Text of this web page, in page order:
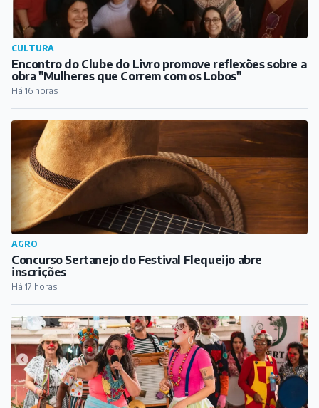
CULTURA
Encontro do Clube do Livro promove reflexões sobre a
obra "Mulheres que Correm com os Lobos"
Há 16 horas
AGRO
Concurso Sertanejo do Festival Flequeijo abre
inscrições
Há 17 horas